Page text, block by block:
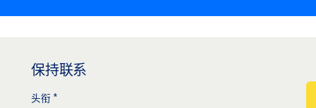
保持联系
头衔 *